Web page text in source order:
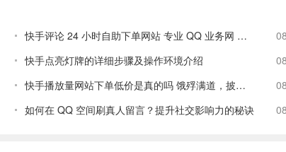
快手评论 24 小时自助下单网站 专业 QQ 业务网 低价稳定安全
快手点亮灯牌的详细步骤及操作环境介绍
快手播放量网站下单低价是真的吗 饿殍满道，披毛求瑕，人生理
如何在 QQ 空间刷真人留言？提升社交影响力的秘诀